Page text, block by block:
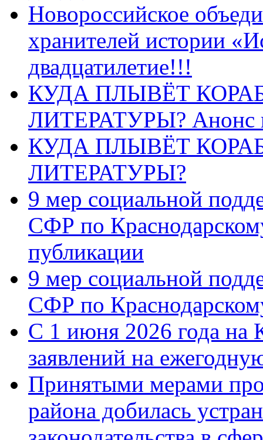
Новороссийское
хранителей истории
двадцатилетие!!!
КУДА ПЛЫВЁТ
ЛИТЕРАТУРЫ? Анонс
КУДА ПЛЫВЁТ
ЛИТЕРАТУРЫ?
9 мер социальной
СФР по
публикации
9 мер социальной
СФР по
С 1 июня 2026 года на
заявлений на
Принятыми мерами
района добилась